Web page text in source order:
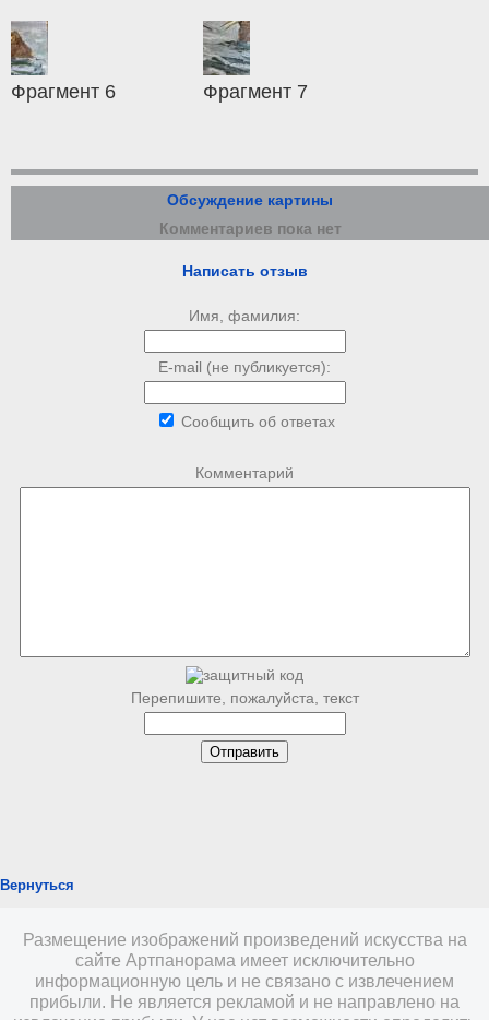
Фрагмент 6 Фрагмент 7
Обсуждение картины
Комментариев пока нет
Написать отзыв
Имя, фамилия:
E-mail (не публикуется):
Сообщить об ответах
Комментарий
Перепишите, пожалуйста, текст
Вернуться
Размещение изображений произведений искусства на
сайте Артпанорама имеет исключительно
информационную цель и не связано с извлечением
прибыли. Не является рекламой и не направлено на